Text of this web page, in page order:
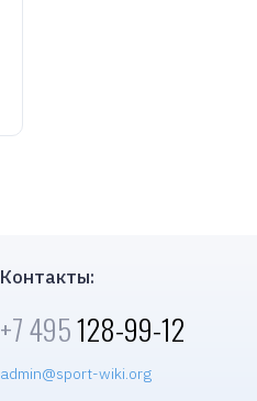
Контакты:
+7 495128-99-12
admin@sport-wiki.org